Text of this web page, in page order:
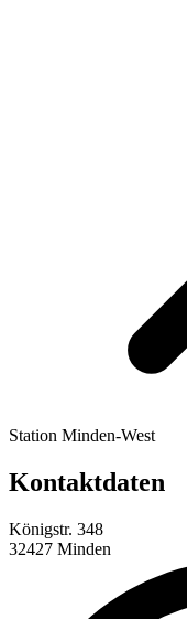
Station Minden-West
Kontaktdaten
Königstr. 348
32427 Minden